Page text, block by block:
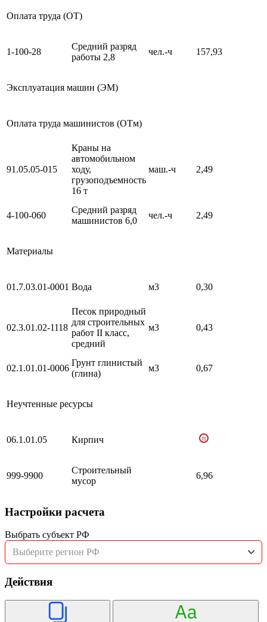
Оплата труда (ОТ)
1-100-28
Средний разряд
работы 2,8
чел.-ч 157,93
Эксплуатация машин (ЭМ)
Оплата труда машинистов (ОТм)
91.05.05-015
Краны на
автомобильном
ходу,
грузоподъемность
16 т
маш.-ч 2,49
4-100-060
Средний разряд
машинистов 6,0
чел.-ч 2,49
Материалы
01.7.03.01-0001 Вода м3 0,30
02.3.01.02-1118
Песок природный
для строительных
работ II класс,
средний
м3 0,43
02.1.01.01-0006
Грунт глинистый
(глина)
м3 0,67
Неучтенные ресурсы
06.1.01.05 Кирпич п
999-9900
Строительный
мусор
6,96
Настройки расчета
Выбрать субъект РФ
Выберите регион РФ
Действия